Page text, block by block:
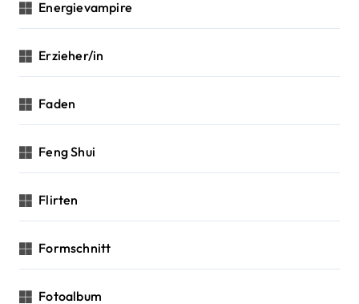
Energievampire
Erzieher/in
Faden
Feng Shui
Flirten
Formschnitt
Fotoalbum